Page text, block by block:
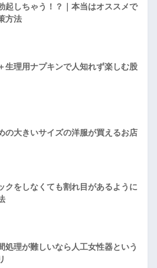
起しちゃう！？｜本当はオススメで
方法
生理用ナプキンで人知れず楽しむ股
の大きいサイズの洋服が買えるお店
クをしなくても割れ目があるように
処理が難しいなら人工女性器という